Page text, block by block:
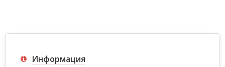
Информация